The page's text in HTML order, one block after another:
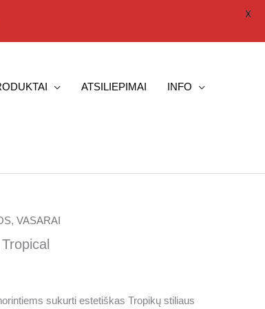
ATSILIEPIMAI INFO
, VASARAI
Tropical
sukurti estetiškas Tropikų stiliaus
X